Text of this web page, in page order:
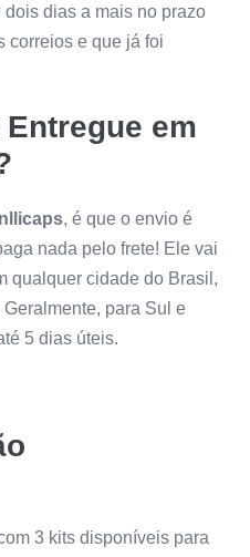
dias a mais no prazo
correios e que já foi
Entregue em
, é que o envio é
nada pelo frete! Ele vai
qualquer cidade do Brasil,
para Sul e
5 dias úteis.
3 kits disponíveis para